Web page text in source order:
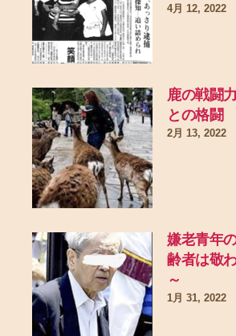
4月 12, 2022
鹿の戦闘
との格闘
2月 13, 2022
嫌老青年
齢者は敬
～
1月 31, 2022